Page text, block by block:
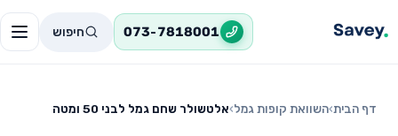
073-7818001 חיפוש
דף הבית›השוואת קופות גמל›אלטשולר שחם גמל לבני 50 ומטה